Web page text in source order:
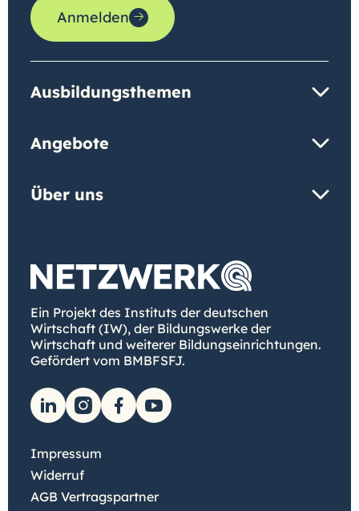
Anmelden
Ausbildungsthemen
Angebote
Über uns
Ein Projekt des Instituts der deutschen
Wirtschaft (IW), der Bildungswerke der
Wirtschaft und weiterer Bildungseinrichtungen.
Gefördert vom BMBFSFJ.
Impressum
Widerruf
AGB Vertragspartner